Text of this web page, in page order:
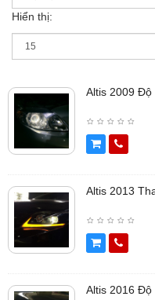
Hiển thị:
Altis 2009 Độ
Altis 2013
Altis 2016 Độ